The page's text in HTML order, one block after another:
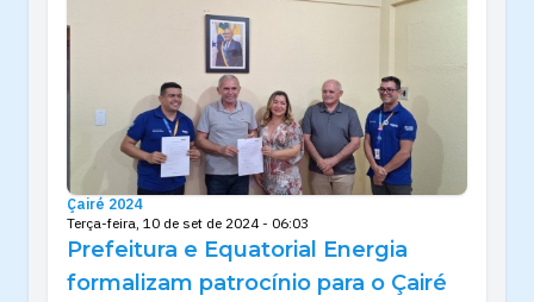
Çairé 2024
Terça-feira, 10 de set de 2024 - 06:03
Prefeitura e Equatorial Energia
formalizam patrocínio para o Çairé